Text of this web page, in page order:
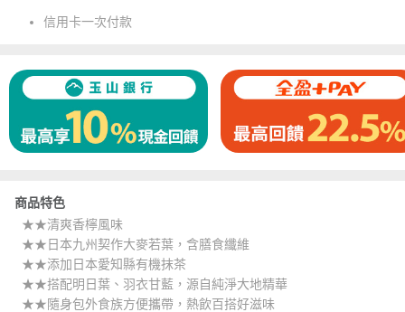
信用卡一次付款
商品特色
★★清爽香檸風味
★★日本九州契作大麥若葉，含膳食纖維
★★添加日本愛知縣有機抹茶
★★搭配明日葉、羽衣甘藍，源自純淨大地精華
★★隨身包外食族方便攜帶，熱飲百搭好滋味